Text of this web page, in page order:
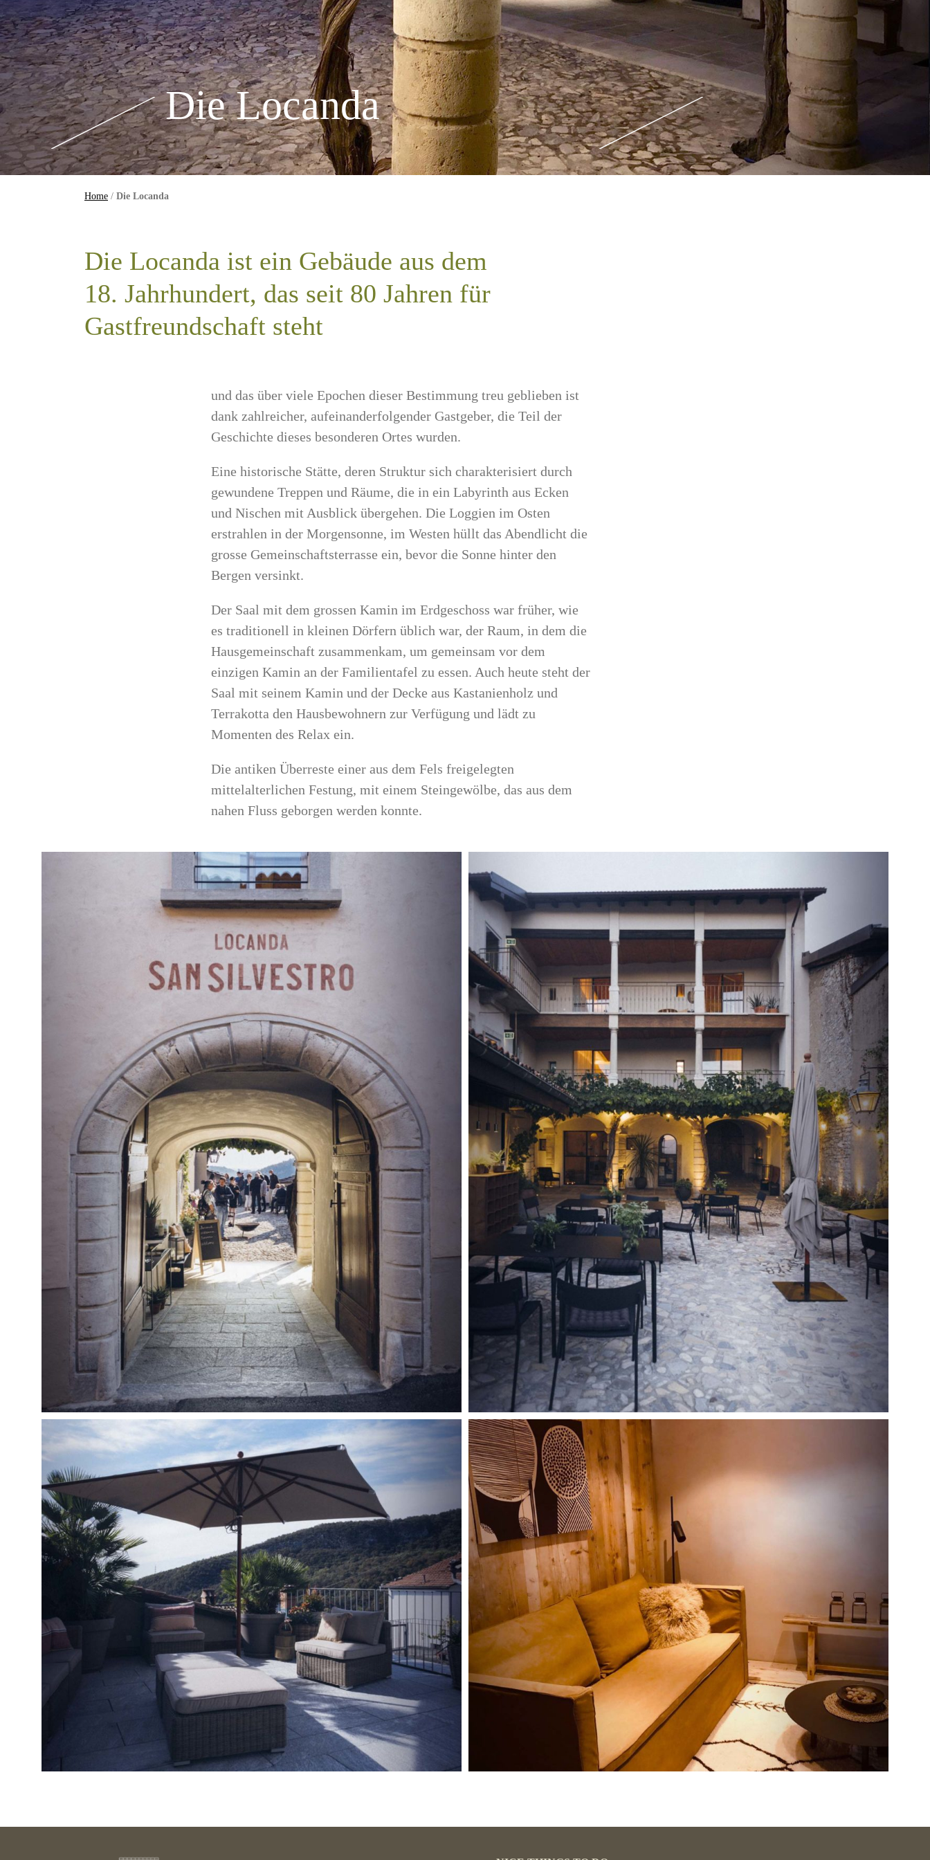
Die Locanda
Home / Die Locanda
Die Locanda ist ein Gebäude aus dem
18. Jahrhundert, das seit 80 Jahren für
Gastfreundschaft steht
und das über viele Epochen dieser Bestimmung treu geblieben ist
dank zahlreicher, aufeinanderfolgender Gastgeber, die Teil der
Geschichte dieses besonderen Ortes wurden.
Eine historische Stätte, deren Struktur sich charakterisiert durch
gewundene Treppen und Räume, die in ein Labyrinth aus Ecken
und Nischen mit Ausblick übergehen. Die Loggien im Osten
erstrahlen in der Morgensonne, im Westen hüllt das Abendlicht die
grosse Gemeinschaftsterrasse ein, bevor die Sonne hinter den
Bergen versinkt.
Der Saal mit dem grossen Kamin im Erdgeschoss war früher, wie
es traditionell in kleinen Dörfern üblich war, der Raum, in dem die
Hausgemeinschaft zusammenkam, um gemeinsam vor dem
einzigen Kamin an der Familientafel zu essen. Auch heute steht der
Saal mit seinem Kamin und der Decke aus Kastanienholz und
Terrakotta den Hausbewohnern zur Verfügung und lädt zu
Momenten des Relax ein.
Die antiken Überreste einer aus dem Fels freigelegten
mittelalterlichen Festung, mit einem Steingewölbe, das aus dem
nahen Fluss geborgen werden konnte.